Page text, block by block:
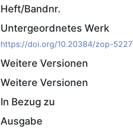
Heft/Bandnr.
Untergeordnetes Werk
https://doi.org/10.20384/zop-5227
Weitere Versionen
Weitere Versionen
In Bezug zu
Ausgabe